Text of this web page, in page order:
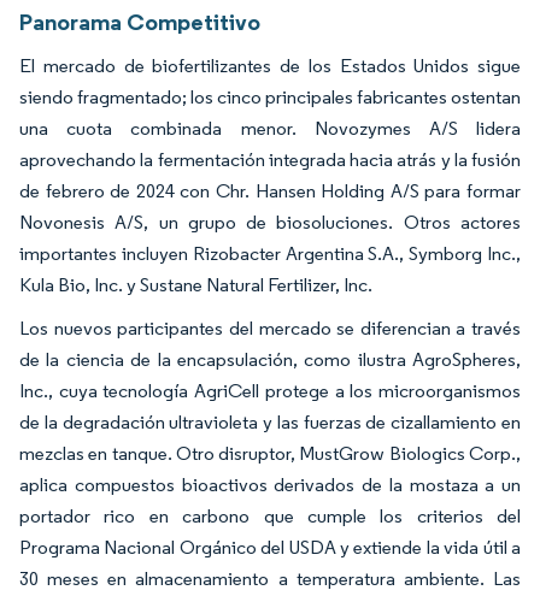
Panorama Competitivo
El mercado de biofertilizantes de los Estados Unidos sigue
siendo fragmentado; los cinco principales fabricantes ostentan
una cuota combinada menor. Novozymes A/S lidera
aprovechando la fermentación integrada hacia atrás y la fusión
de febrero de 2024 con Chr. Hansen Holding A/S para formar
Novonesis A/S, un grupo de biosoluciones. Otros actores
importantes incluyen Rizobacter Argentina S.A., Symborg Inc.,
Kula Bio, Inc. y Sustane Natural Fertilizer, Inc.
Los nuevos participantes del mercado se diferencian a través
de la ciencia de la encapsulación, como ilustra AgroSpheres,
Inc., cuya tecnología AgriCell protege a los microorganismos
de la degradación ultravioleta y las fuerzas de cizallamiento en
mezclas en tanque. Otro disruptor, MustGrow Biologics Corp.,
aplica compuestos bioactivos derivados de la mostaza a un
portador rico en carbono que cumple los criterios del
Programa Nacional Orgánico del USDA y extiende la vida útil a
30 meses en almacenamiento a temperatura ambiente. Las